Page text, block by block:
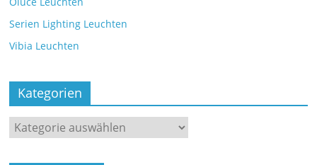
Serien Lighting Leuchten
Vibia Leuchten
Kategorien